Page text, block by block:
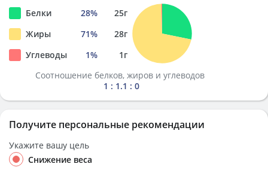
Белки 28% 25г
Жиры
71% 28г
Углеводы
1% 1г
Соотношение белков, жиров и углеводов
1 : 1.1 : 0
Получите персональные рекомендации
Укажите вашу цель
Снижение веса